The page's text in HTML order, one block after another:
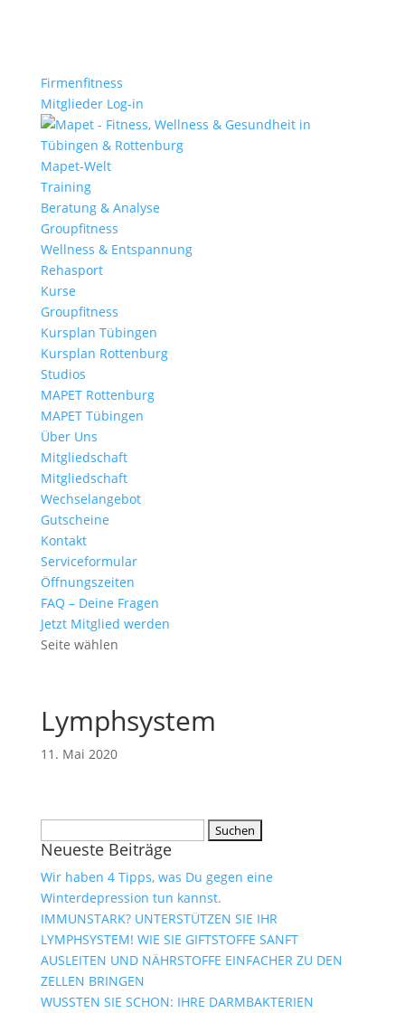
Firmenfitness
Mitglieder Log-in
Mapet-Welt
Training
Beratung & Analyse
Groupfitness
Wellness & Entspannung
Rehasport
Kurse
Groupfitness
Kursplan Tübingen
Kursplan Rottenburg
Studios
MAPET Rottenburg
MAPET Tübingen
Über Uns
Mitgliedschaft
Mitgliedschaft
Wechselangebot
Gutscheine
Kontakt
Serviceformular
Öffnungszeiten
FAQ – Deine Fragen
Jetzt Mitglied werden
Seite wählen
Lymphsystem
11. Mai 2020
nach:
Neueste Beiträge
Wir haben 4 Tipps, was Du gegen eine
Winterdepression tun kannst.
IMMUNSTARK? UNTERSTÜTZEN SIE IHR
LYMPHSYSTEM! WIE SIE GIFTSTOFFE SANFT
AUSLEITEN UND NÄHRSTOFFE EINFACHER ZU DEN
ZELLEN BRINGEN
WUSSTEN SIE SCHON: IHRE DARMBAKTERIEN